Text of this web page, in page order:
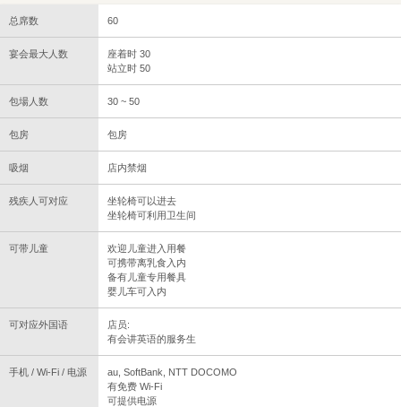
总席数 60
宴会最大人数
座着时 30
站立时 50
包場人数 30 ~ 50
包房 包房
吸烟 店内禁烟
残疾人可对应
坐轮椅可以进去
坐轮椅可利用卫生间
可带儿童
欢迎儿童进入用餐
可携带离乳食入内
备有儿童专用餐具
婴儿车可入内
可对应外国语
店员:
有会讲英语的服务生
手机 / Wi-Fi / 电源
au, SoftBank, NTT DOCOMO
有免费 Wi-Fi
可提供电源